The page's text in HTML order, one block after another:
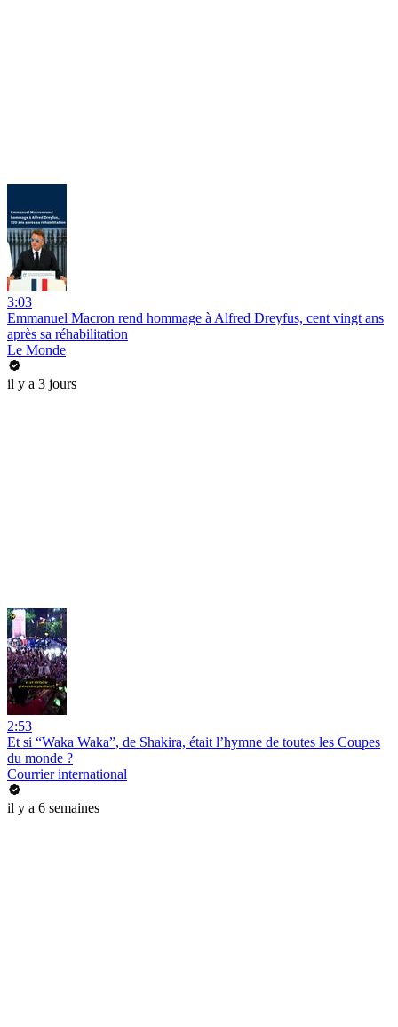
3:03
Emmanuel Macron rend hommage à Alfred Dreyfus, cent vingt ans
après sa réhabilitation
Le Monde
il y a 3 jours
2:53
Et si “Waka Waka”, de Shakira, était l’hymne de toutes les Coupes
du monde ?
Courrier international
il y a 6 semaines